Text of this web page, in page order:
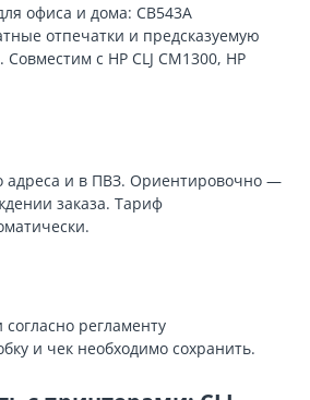
офиса и дома: CB543A
отпечатки и предсказуемую
с HP CLJ CM1300, HP
адреса и в ПВЗ. Ориентировочно —
заказа. Тариф
регламенту
и чек необходимо сохранить.